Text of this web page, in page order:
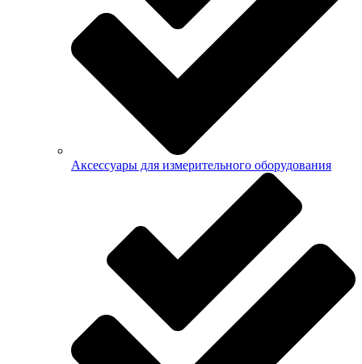
Аксессуары для измерительного оборудования